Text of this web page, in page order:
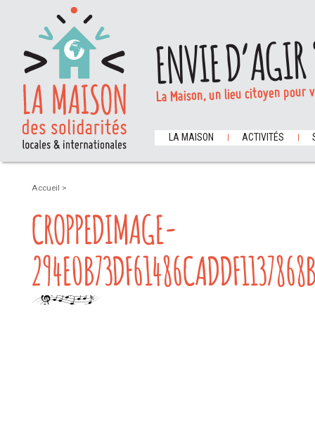
ENVIE
La Maison, un lieu citoyen
LA MAISON ACTIVITÉS
Accueil >
CROPPEDIMAGE-